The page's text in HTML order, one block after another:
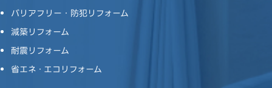
バリアフリー・防犯リフォーム
減築リフォーム
耐震リフォーム
省エネ・エコリフォーム